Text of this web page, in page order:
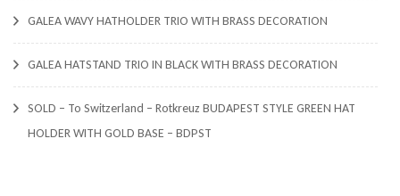
GALEA WAVY HATHOLDER TRIO WITH BRASS DECORATION
GALEA HATSTAND TRIO IN BLACK WITH BRASS DECORATION
SOLD – To Switzerland – Rotkreuz BUDAPEST STYLE GREEN HAT
HOLDER WITH GOLD BASE – BDPST